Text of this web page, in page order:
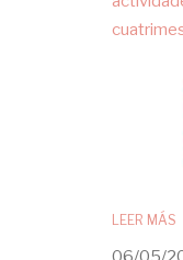
LEER MÁS